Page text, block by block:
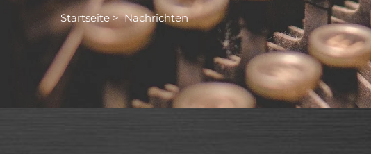
Startseite>Nachrichten